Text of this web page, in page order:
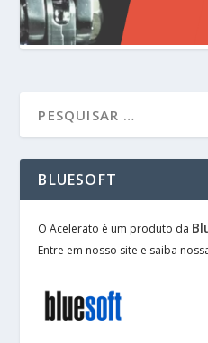
BLUESOFT
O Acelerato é um produto da
Entre em nosso site e saiba